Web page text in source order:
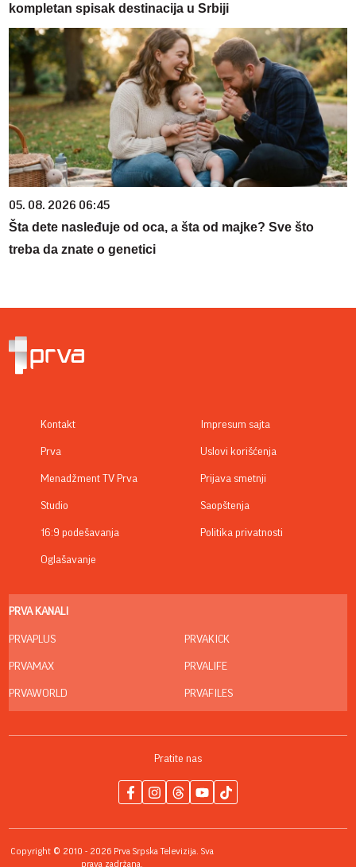
kompletan spisak destinacija u Srbiji
05. 08. 2026 06:45
Šta dete nasleđuje od oca, a šta od majke? Sve što
treba da znate o genetici
Kontakt
Prva
Menadžment TV Prva
Studio
16:9 podešavanja
Oglašavanje
Impresum sajta
Uslovi korišćenja
Prijava smetnji
Saopštenja
Politika privatnosti
PRVA KANALI
PRVAPLUS
PRVAMAX
PRVAWORLD
PRVAKICK
PRVALIFE
PRVAFILES
Pratite nas
Copyright © 2010 - 2026 Prva Srpska Televizija. Sva
prava zadržana.